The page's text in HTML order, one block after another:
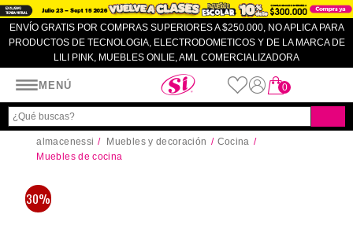
ENVÍO GRATIS POR COMPRAS SUPERIORES A $250.000, NO APLICA PARA
PRODUCTOS DE TECNOLOGIA, ELECTRODOMETICOS Y DE LA MARCA DE
LILI PINK, MUEBLES ONLIE, AML COMERCIALIZADORA
MENÚ
Almacenes SI
0
almacenessi Muebles y decoración
Cocina
Muebles de cocina
30%